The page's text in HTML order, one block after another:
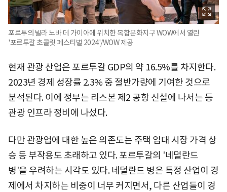
포르투의 빌라 노바 데 가이아에 위치한 복합문화지구 WOW에서 열린
'포르투갈 초콜릿 페스티벌 2024'/WOW 제공
현재 관광 산업은 포르투갈 GDP의 약 16.5%를 차지한다.
2023년 경제 성장률 2.3% 중 절반가량에 기여한 것으로
분석된다. 이에 정부는 리스본 제2 공항 신설에 나서는 등
관광 인프라 정비에 나섰다.
다만 관광업에 대한 높은 의존도는 주택 임대 시장 가격 상
승 등 부작용도 초래하고 있다. 포르투갈의 '네덜란드
병'을 우려하는 시각도 있다. 네덜란드 병은 특정 산업이 경
제에서 차지하는 비중이 너무 커지면서, 다른 산업들이 경